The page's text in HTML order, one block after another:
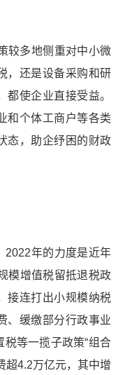
较多地侧重对中小微
，还是设备采购和研
使企业直接受益。
和个体工商户等各类
态，助企纾困的财政
2022年的力度是近年
模增值税留抵退税政
接连打出小规模纳税
、缓缴部分行政事业
等一揽子政策“组合
超4.2万亿元，其中增